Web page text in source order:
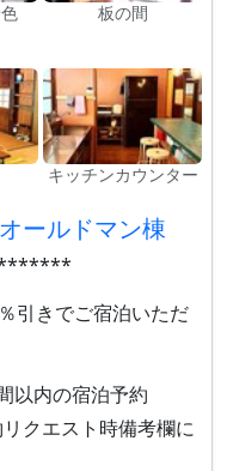
板の間
キッチンカウンター
ールドマン棟
引きでご宿泊いただ
以内の宿泊予約
クエスト時備考欄に